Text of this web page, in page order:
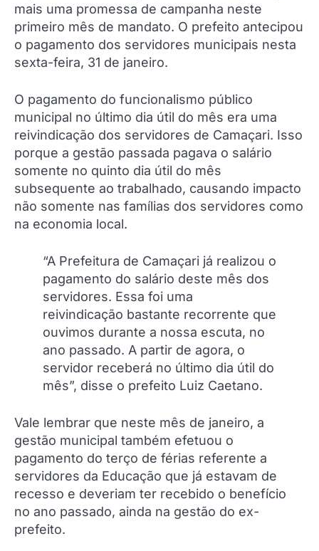
mais uma promessa de campanha neste
primeiro mês de mandato. O prefeito antecipou
o pagamento dos servidores municipais nesta
sexta-feira, 31 de janeiro.
O pagamento do funcionalismo público
municipal no último dia útil do mês era uma
reivindicação dos servidores de Camaçari. Isso
porque a gestão passada pagava o salário
somente no quinto dia útil do mês
subsequente ao trabalhado, causando impacto
não somente nas famílias dos servidores como
na economia local.
“A Prefeitura de Camaçari já realizou o
pagamento do salário deste mês dos
servidores. Essa foi uma
reivindicação bastante recorrente que
ouvimos durante a nossa escuta, no
ano passado. A partir de agora, o
servidor receberá no último dia útil do
mês”, disse o prefeito Luiz Caetano.
Vale lembrar que neste mês de janeiro, a
gestão municipal também efetuou o
pagamento do terço de férias referente a
servidores da Educação que já estavam de
recesso e deveriam ter recebido o benefício
no ano passado, ainda na gestão do ex-
prefeito.